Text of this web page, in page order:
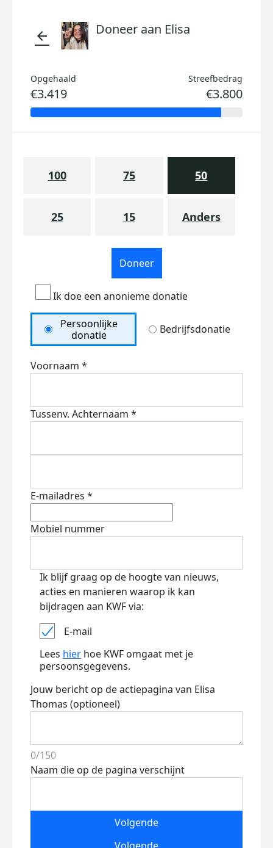
arrow_back Doneer aan Elisa
Opgehaald
€3.419
Streefbedrag
€3.800
100 75 50
25 15 Anders
Doneer
Ik doe een anonieme donatie
Persoonlijke
donatie
Bedrijfsdonatie
Voornaam *
Tussenv. Achternaam *
E-mailadres *
Mobiel nummer
Ik blijf graag op de hoogte van nieuws,
acties en manieren waarop ik kan
bijdragen aan KWF via:
E-mail
Lees hier hoe KWF omgaat met je
persoonsgegevens.
Jouw bericht op de actiepagina van Elisa
Thomas (optioneel)
0/150
Naam die op de pagina verschijnt
Volgende